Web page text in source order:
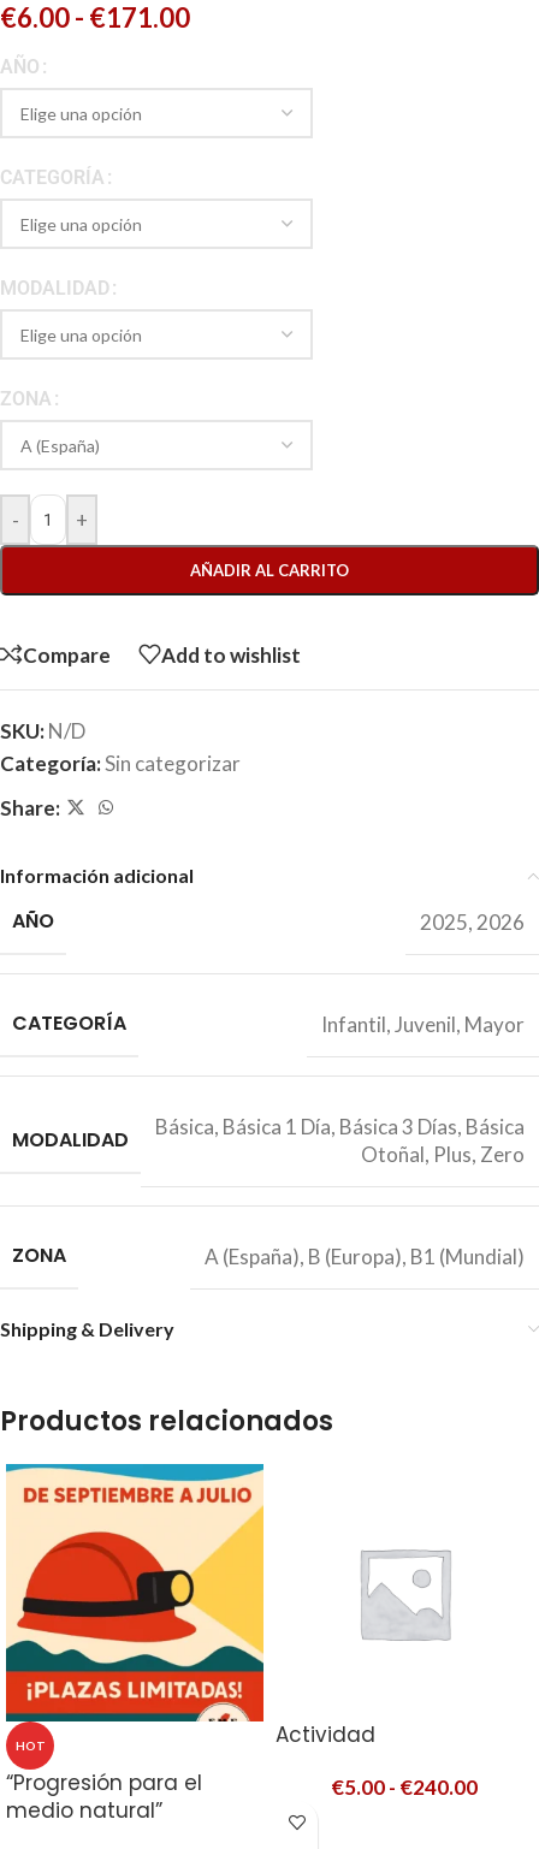
€6.00- €171.00
AÑO
CATEGORÍA
MODALIDAD
ZONA
- +
AÑADIR AL CARRITO
Compare Add to wishlist
SKU:N/D
Categoría:Sin categorizar
Share:
Información adicional
AÑO 2025, 2026
CATEGORÍA Infantil, Juvenil, Mayor
MODALIDAD Básica, Básica 1 Día, Básica 3 Días, Básica
Otoñal, Plus, Zero
ZONA A (España), B (Europa), B1 (Mundial)
Shipping & Delivery
Productos relacionados
HOT
“Progresión para el
medio natural”
Actividad
€5.00- €240.00